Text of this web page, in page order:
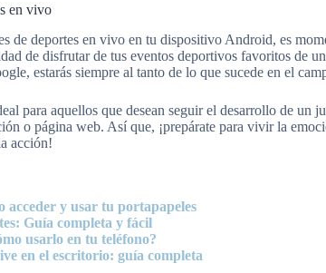
en vivo
de deportes en vivo en tu dispositivo Android, es
de disfrutar de tus eventos deportivos favoritos de
estarás siempre al tanto de lo que sucede en el
para aquellos que desean seguir el desarrollo de un
o página web. Así que, ¡prepárate para vivir la
acción!
y usar tu portapapeles
Guía completa y fácil
usarlo en tu teléfono?
en el escritorio: guía completa